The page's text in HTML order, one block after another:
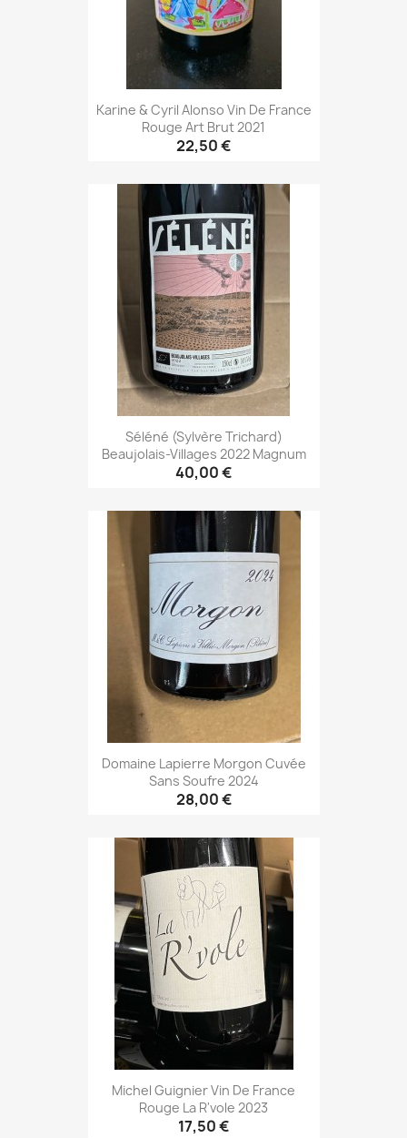
Karine & Cyril Alonso Vin De France
Rouge Art Brut 2021
22,50 €
Séléné (Sylvère Trichard)
Beaujolais-Villages 2022 Magnum
40,00 €
Domaine Lapierre Morgon Cuvée
Sans Soufre 2024
28,00 €
Michel Guignier Vin De France
Rouge La R'vole 2023
17,50 €